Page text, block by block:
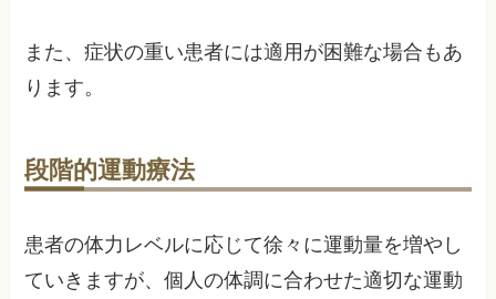
また、症状の重い患者には適用が困難な場合もあ
ります。
段階的運動療法
患者の体力レベルに応じて徐々に運動量を増やし
ていきますが、個人の体調に合わせた適切な運動